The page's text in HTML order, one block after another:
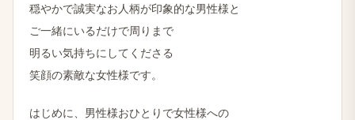
穏やかで誠実なお人柄が印象的な男性様と
ご一緒にいるだけで周りまで
明るい気持ちにしてくださる
笑顔の素敵な女性様です。
はじめに、男性様おひとりで女性様への